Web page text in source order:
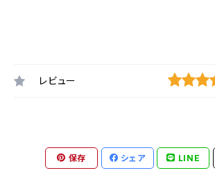
レビュー
保存 シェア LINE